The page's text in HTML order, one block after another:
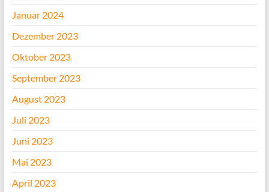
Januar 2024
Dezember 2023
Oktober 2023
September 2023
August 2023
Juli 2023
Juni 2023
Mai 2023
April 2023